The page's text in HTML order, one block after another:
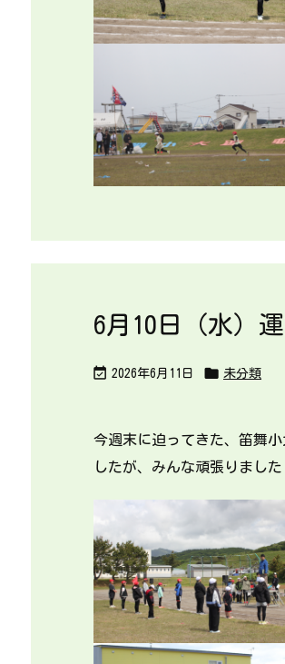
6月10日（水）
 2026年6月11日  未分類
今週末に迫ってきた、笛舞
したが、みんな頑張りました